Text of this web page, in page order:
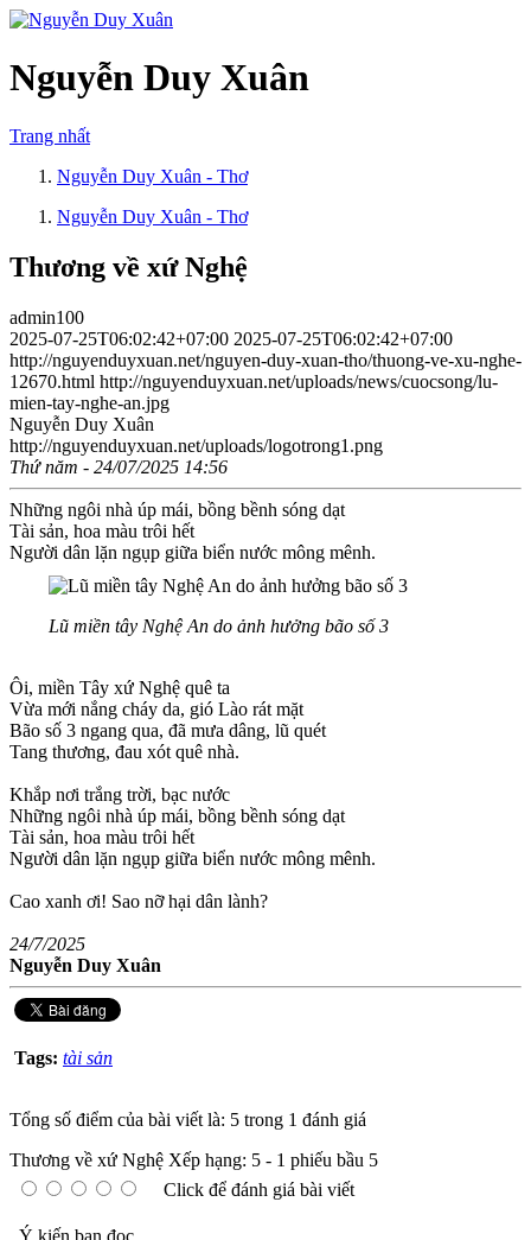
Nguyễn Duy Xuân
Trang nhất
Nguyễn Duy Xuân - Thơ
Nguyễn Duy Xuân - Thơ
Thương về xứ Nghệ
admin100
2025-07-25T06:02:42+07:00 2025-07-25T06:02:42+07:00
http://nguyenduyxuan.net/nguyen-duy-xuan-tho/thuong-ve-xu-nghe-
12670.html http://nguyenduyxuan.net/uploads/news/cuocsong/lu-
mien-tay-nghe-an.jpg
Nguyễn Duy Xuân
http://nguyenduyxuan.net/uploads/logotrong1.png
Thứ năm - 24/07/2025 14:56
Những ngôi nhà úp mái, bồng bềnh sóng dạt
Tài sản, hoa màu trôi hết
Người dân lặn ngụp giữa biển nước mông mênh.
Lũ miền tây Nghệ An do ảnh hưởng bão số 3
Ôi, miền Tây xứ Nghệ quê ta
Vừa mới nắng cháy da, gió Lào rát mặt
Bão số 3 ngang qua, đã mưa dâng, lũ quét
Tang thương, đau xót quê nhà.
Khắp nơi trắng trời, bạc nước
Những ngôi nhà úp mái, bồng bềnh sóng dạt
Tài sản, hoa màu trôi hết
Người dân lặn ngụp giữa biển nước mông mênh.
Cao xanh ơi! Sao nỡ hại dân lành?
24/7/2025
​Nguyễn Duy Xuân
Tags: tài sản
Tổng số điểm của bài viết là: 5 trong 1 đánh giá
Thương về xứ Nghệ Xếp hạng: 5 - 1 phiếu bầu 5
Click để đánh giá bài viết
Ý kiến bạn đọc